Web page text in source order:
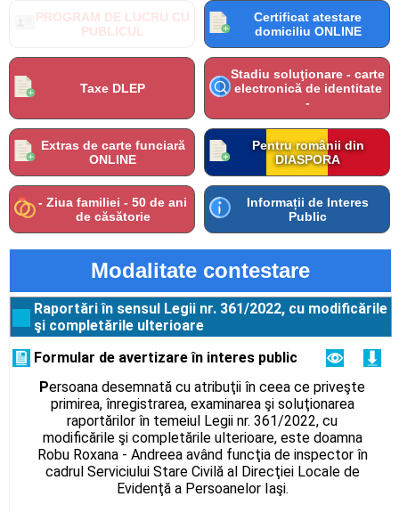
PROGRAM DE LUCRU CU
PUBLICUL
Certificat atestare
domiciliu ONLINE
Taxe DLEP
Stadiu soluţionare - carte
electronică de identitate
-
Extras de carte funciară
ONLINE
Pentru românii din
DIASPORA
- Ziua familiei - 50 de ani
de căsătorie
Informații de Interes
Public
Modalitate contestare
Raportări în sensul Legii nr. 361/2022, cu modificările
şi completările ulterioare
Formular de avertizare în interes public
Persoana desemnată cu atribuţii în ceea ce priveşte
primirea, înregistrarea, examinarea şi soluţionarea
raportărilor în temeiul Legii nr. 361/2022, cu
modificările şi completările ulterioare, este doamna
Robu Roxana - Andreea având funcţia de inspector în
cadrul Serviciului Stare Civilă al Direcţiei Locale de
Evidenţă a Persoanelor Iaşi.